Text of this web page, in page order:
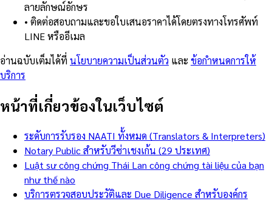
ลายลักษณ์อักษร
• ติดต่อสอบถามและขอใบเสนอราคาได้โดยตรงทางโทรศัพท์
LINE หรืออีเมล
อ่านฉบับเต็มได้ที่ นโยบายความเป็นส่วนตัว และ ข้อกำหนดการให้
บริการ
หน้าที่เกี่ยวข้องในเว็บไซต์
ระดับการรับรอง NAATI ทั้งหมด (Translators & Interpreters)
Notary Public สำหรับวีซ่าเชงเก้น (29 ประเทศ)
Luật sư công chứng Thái Lan công chứng tài liệu của bạn
như thế nào
บริการตรวจสอบประวัติและ Due Diligence สำหรับองค์กร